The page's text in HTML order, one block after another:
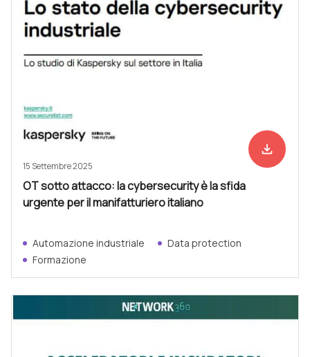
Scarica
file_download
15 Settembre 2025
OT sotto attacco: la cybersecurity è la sfida
urgente per il manifatturiero italiano
Automazione industriale
Data protection
Formazione